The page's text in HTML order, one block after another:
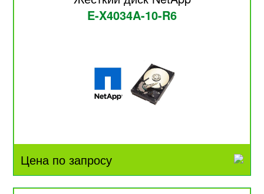
E-X4034A-10-R6
Цена по запросу